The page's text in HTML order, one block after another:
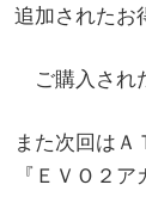
追加されたお
ご購入され
また次回はＡ
『ＥＶＯ２